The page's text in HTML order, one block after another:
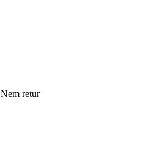
Nem retur